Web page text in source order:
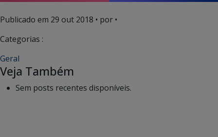
Publicado em 29 out 2018 • por •
Categorias :
Geral
Veja Também
Sem posts recentes disponíveis.